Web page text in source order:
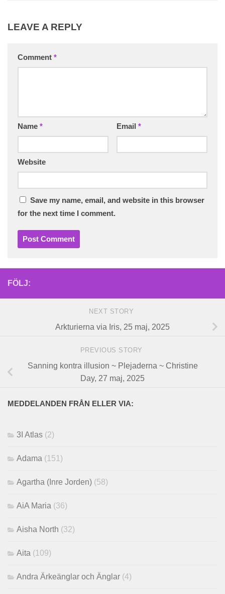
LEAVE A REPLY
Comment *
Name * Email *
Website
Save my name, email, and website in this browser
for the next time I comment.
FÖLJ:
NEXT STORY
Arkturierna via Iris, 25 maj, 2025
PREVIOUS STORY
Sanning kontra illusion ~ Plejaderna ~ Christine
Day, 27 maj, 2025
MEDDELANDEN FRÅN ELLER VIA:
3I Atlas (2)
Adama (151)
Agartha (Inre Jorden) (58)
AiA Maria (36)
Aisha North (32)
Aita (109)
Andra Ärkeänglar och Änglar (4)